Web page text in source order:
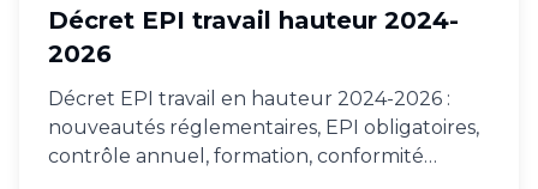
Décret EPI travail hauteur 2024-
2026
Décret EPI travail en hauteur 2024-2026 :
nouveautés réglementaires, EPI obligatoires,
contrôle annuel, formation, conformité